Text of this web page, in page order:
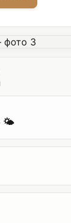
🌤️